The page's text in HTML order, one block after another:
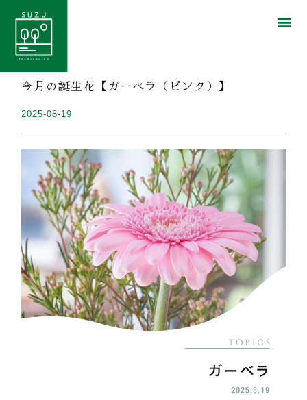
今月の誕生花【ガーベラ（ピンク）】
2025-08-19